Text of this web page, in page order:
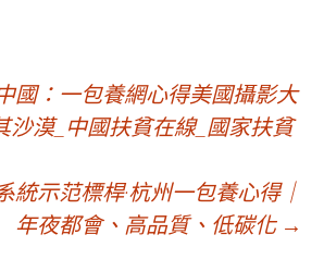
國：一包養網心得美國攝影大
沙漠_中國扶貧在線_國家扶貧
統示范標桿·杭州一包養心得｜
年夜都會、高品質、低碳化 →